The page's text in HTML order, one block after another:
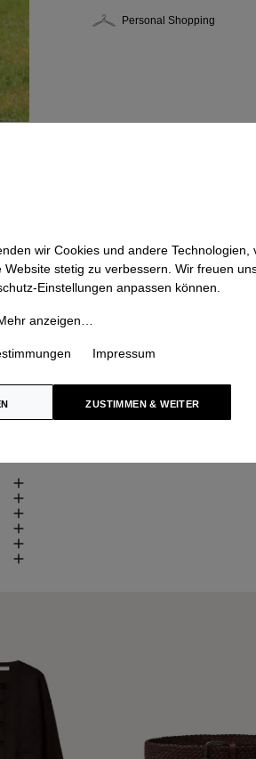
Personal Shopping
wir Cookies und andere
stetig zu verbessern. Wir freuen
Einstellungen anpassen können.
anzeigen…
Impressum
ZUSTIMMEN & WEITER